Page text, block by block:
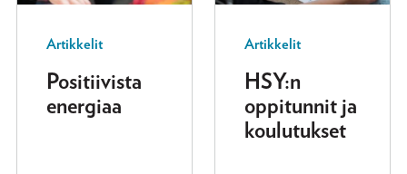
Artikkelit
Positiivista
energiaa
Artikkelit
HSY:n
oppitunnit ja
koulutukset